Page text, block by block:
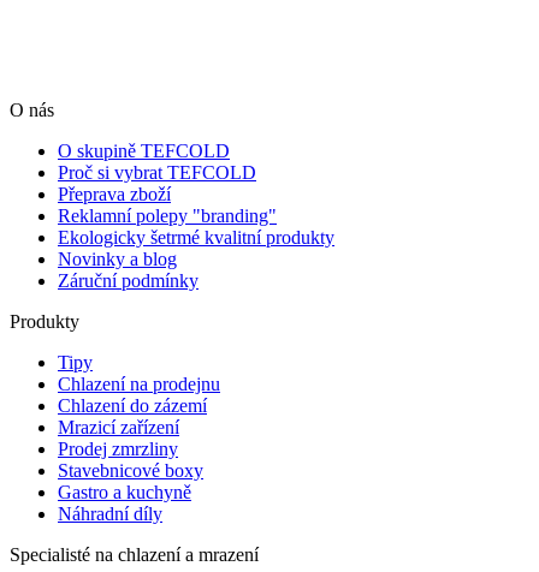
O nás
O skupině TEFCOLD
Proč si vybrat TEFCOLD
Přeprava zboží
Reklamní polepy "branding"
Ekologicky šetrmé kvalitní produkty
Novinky a blog
Záruční podmínky
Produkty
Tipy
Chlazení na prodejnu
Chlazení do zázemí
Mrazicí zařízení
Prodej zmrzliny
Stavebnicové boxy
Gastro a kuchyně
Náhradní díly
Specialisté na chlazení a mrazení